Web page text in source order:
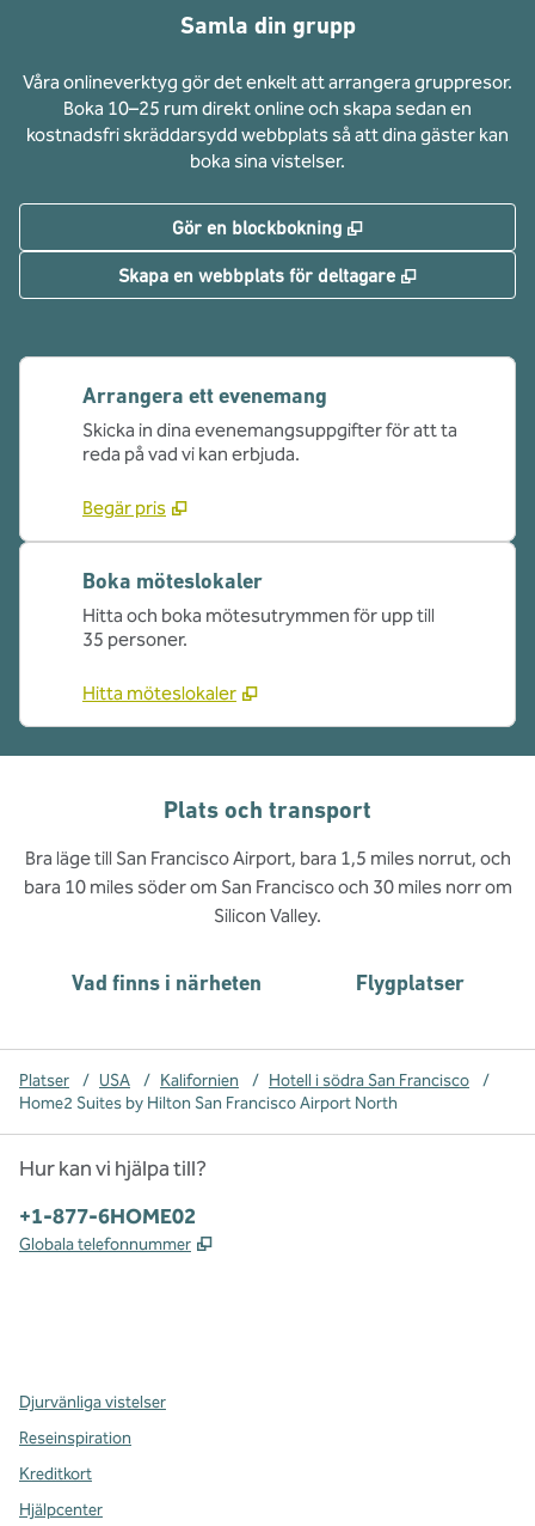
Samla din grupp
Våra onlineverktyg gör det enkelt att arrangera gruppresor.
Boka 10–25 rum direkt online och skapa sedan en
kostnadsfri skräddarsydd webbplats så att dina gäster kan
boka sina vistelser.
Gör en blockbokning ,
Skapa en webbplats för deltagare ,
Arrangera ett evenemang
Skicka in dina evenemangsuppgifter för att ta
reda på vad vi kan erbjuda.
Begär pris
Boka möteslokaler
Hitta och boka mötesutrymmen för upp till
35 personer.
Hitta möteslokaler
Plats och transport
Bra läge till San Francisco Airport, bara 1,5 miles norrut, och
bara 10 miles söder om San Francisco och 30 miles norr om
Silicon Valley.
Vad finns i närheten Flygplatser
Platser / USA / Kalifornien / Hotell i södra San Francisco
/
Home2 Suites by Hilton San Francisco Airport North
Hur kan vi hjälpa till?
Telefon:
+1-877-6HOME02
Globala telefonnummer ,
Djurvänliga vistelser
Reseinspiration
Kreditkort
Hjälpcenter